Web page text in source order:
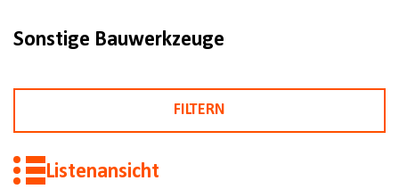
Sonstige Bauwerkzeuge
FILTERN
Listenansicht